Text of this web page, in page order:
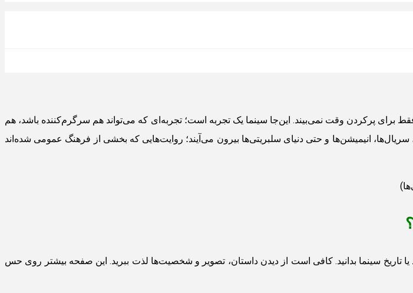
برای پرکردن وقت نمی‌بیند. این‌جا سینما یک تجربه است؛ تجربه‌ای که می‌تواند هم سرگرم‌کننده باشد، هم
انیمیشن‌ها و حتی دنیای سلبریتی‌ها بیرون می‌آیند؛ روایت‌هایی که بخشی از فرهنگ عمومی شده‌اند
سینما بدانید. کافی است از دیدن داستان، تصویر و شخصیت‌ها لذت ببرید. این صفحه بیشتر روی حس